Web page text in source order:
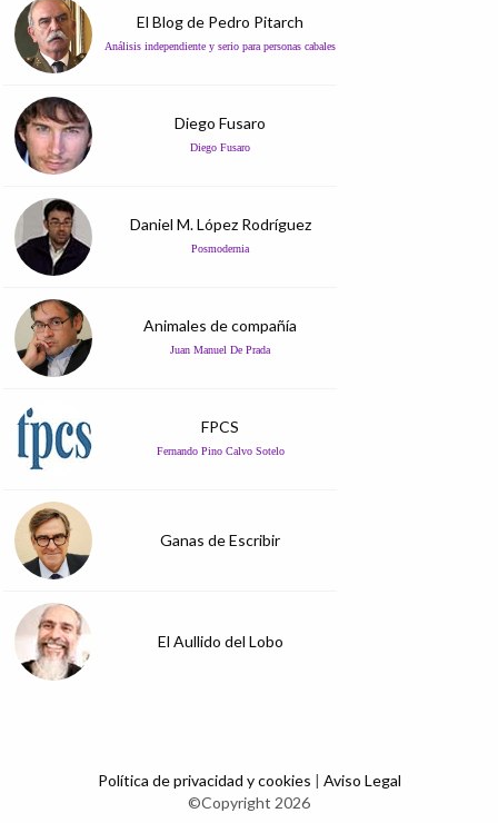
El Blog de Pedro Pitarch
Análisis independiente y serio para personas cabales
Diego Fusaro
Diego Fusaro
Daniel M. López Rodríguez
Posmodernia
Animales de compañía
Juan Manuel De Prada
FPCS
Fernando Pino Calvo Sotelo
Ganas de Escribir
El Aullido del Lobo
Política de privacidad y cookies | Aviso Legal
©Copyright 2026